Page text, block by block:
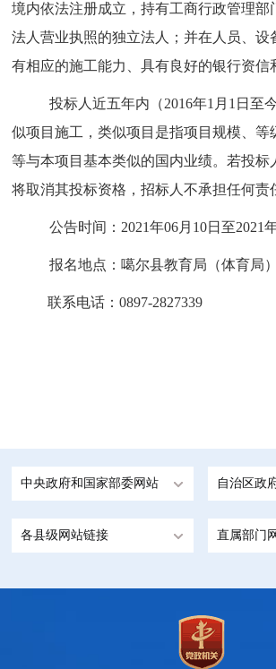
境内依法注册成立，持有工商行政管理部
法人营业执照的独立法人；并在人员、设
有相应的施工能力、具有良好的银行资信
投标人近五年内（2016年1月1日至
似项目施工，类似项目是指项目规模、等
等与本项目基本类似的国内业绩。若投标
将取消其投标资格，招标人不承担任何责
公告时间：2021年06月10日至2021
报名地点：噶尔县教育局（体育局）
联系电话：0897-2827339
中央政府和国家部委网站 自治区政
各县级网站链接 直属部门